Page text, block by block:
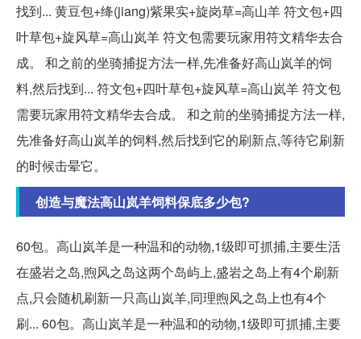
找到... 黄豆包+绛(jiang)紫果实+旋岗草=高山羊 符文包+四
叶草包+旋风草=高山岚羊 符文包需要玩家用符文精华去合
成。 和之前的坐骑捕捉方法一样,先准备好高山岚羊的饲
料,然后找到... 符文包+四叶草包+旋风草=高山岚羊 符文包
需要玩家用符文精华去合成。 和之前的坐骑捕捉方法一样,
先准备好高山岚羊的饲料,然后找到它的刷新点,等待它刷新
的时候击晕它。
创造与魔法高山岚羊饲料保底多少包?
60包。高山岚羊是一种温和的动物,1级即可抓捕,主要生活
在盛岩之岛,煦风之岛这两个岛屿上,盛岩之岛上有4个刷新
点,只会随机刷新一只高山岚羊,同理煦风之岛上也有4个
刷... 60包。高山岚羊是一种温和的动物,1级即可抓捕,主要